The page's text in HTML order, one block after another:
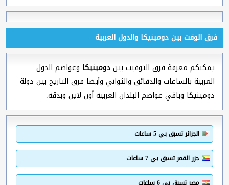
فرق الوقت بين دومينيكا والدول العربية
يمكنكم معرفة فرق التوقيت بيندومينيكا وعواصم الدول
العربية بالساعات والدقائق والثواني وأيضا فرق التاريخ بين دولة
دومينيكا وباقي عواصم البلدان العربية أون لاين وبدقة.
الجزائر تسبق بي 5 ساعات
جزر القمر تسبق بي 7 ساعات